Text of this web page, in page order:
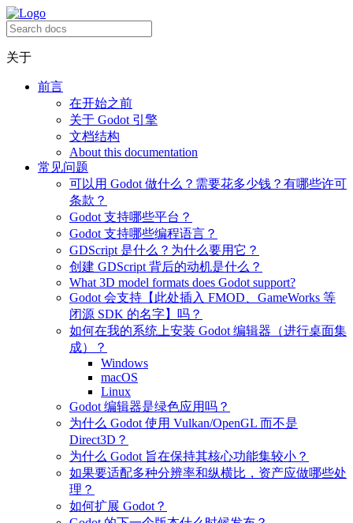
关于
前言
在开始之前
关于 Godot 引擎
文档结构
About this documentation
常见问题
可以用 Godot 做什么？需要花多少钱？有哪些许可
条款？
Godot 支持哪些平台？
Godot 支持哪些编程语言？
GDScript 是什么？为什么要用它？
创建 GDScript 背后的动机是什么？
What 3D model formats does Godot support?
Godot 会支持【此处插入 FMOD、GameWorks 等
闭源 SDK 的名字】吗？
如何在我的系统上安装 Godot 编辑器（进行桌面集
成）？
Windows
macOS
Linux
Godot 编辑器是绿色应用吗？
为什么 Godot 使用 Vulkan/OpenGL 而不是
Direct3D？
为什么 Godot 旨在保持其核心功能集较小？
如果要适配多种分辨率和纵横比，资产应做哪些处
理？
如何扩展 Godot？